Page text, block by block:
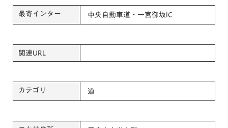
最寄インター 中央自動車道・一宮御坂IC
関連URL
カテゴリ 道